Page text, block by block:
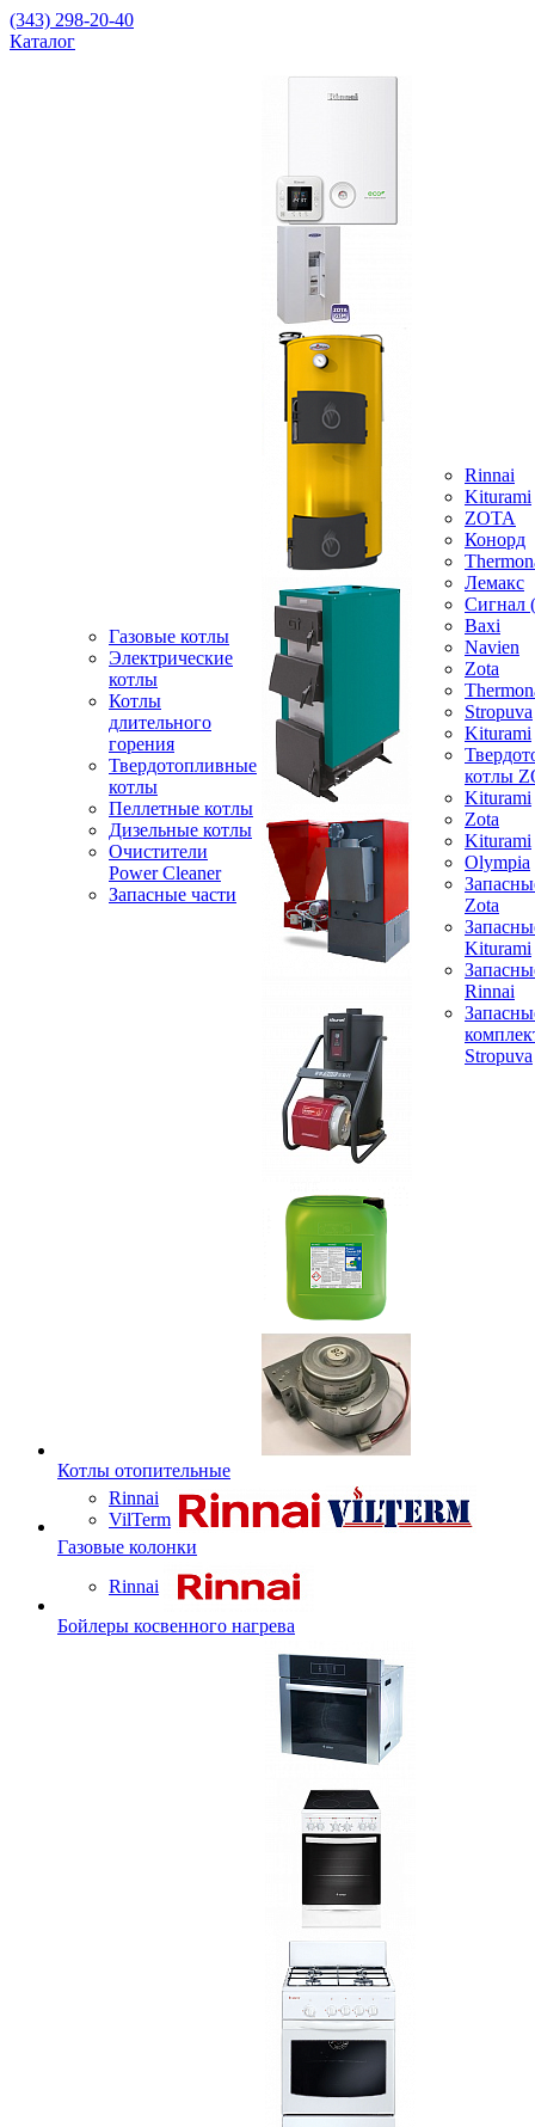
(343) 298-20-40
Каталог
Газовые котлы
Электрические
котлы
Котлы
длительного
горения
Твердотопливные
котлы
Пеллетные котлы
Дизельные котлы
Очистители
Power Cleaner
Запасные части
Rinnai
Kiturami
ZOTA
Конорд
Лемакс
Baxi
Navien
Zota
Stropuva
Kiturami
котлы
Kiturami
Zota
Kiturami
Olympia
Zota
Kiturami
Rinnai
Stropuva
Котлы отопительные
Rinnai
VilTerm
Газовые колонки
Rinnai
Бойлеры косвенного нагрева